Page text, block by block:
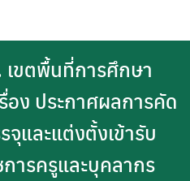
ขตพื้นที่การศึกษา
อง ประกาศผลการคัด
และแต่งตั้งเข้ารับ
การครูและบุคลากร